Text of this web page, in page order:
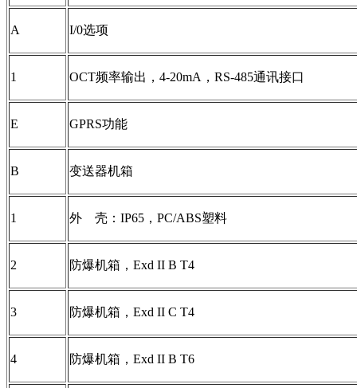
A I/0选项
1 OCT频率输出，4-20mA，RS-485通讯接口
E GPRS功能
B 变送器机箱
1 外 壳：IP65，PC/ABS塑料
2 防爆机箱，Exd II B T4
3 防爆机箱，Exd II C T4
4 防爆机箱，Exd II B T6